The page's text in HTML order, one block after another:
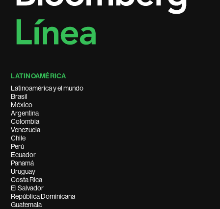
LATINOAMÉRICA
Latinoamérica y el mundo
Brasil
México
Argentina
Colombia
Venezuela
Chile
Perú
Ecuador
Panamá
Uruguay
Costa Rica
El Salvador
República Dominicana
Guatemala